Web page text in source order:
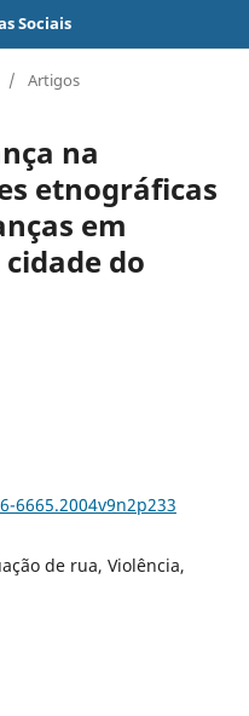
Sociais
/ Artigos
na
etnográficas
em
do
6665.2004v9n2p233
de rua, Violência,